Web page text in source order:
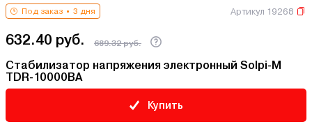
Под заказ 3 дня Артикул 19268
632.40 руб. 689.32 руб.
Стабилизатор напряжения электронный Solpi-M
TDR-10000BA
Купить